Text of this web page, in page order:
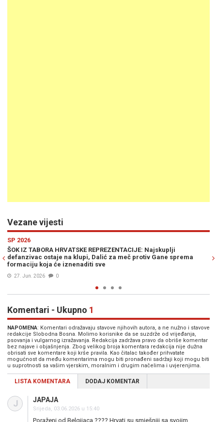
Vezane vijesti
sprema
ŠIROM BiH SPREMAJU SE NAVIJAČKE ZONE: "Vatreni"
otvaraju Svjetsko prvenstvo, Bosna i Hercegovina
podršku
17. Jun. 2026
Komentari - Ukupno 1
NAPOMENA: Komentari odražavaju stavove njihovih autora, a ne nužno i stavove
redakcije Slobodna Bosna. Molimo korisnike da se suzdrže od vrijeđanja,
psovanja i vulgarnog izražavanja. Redakcija zadržava pravo da obriše komentar
bez najave i objašnjenja. Zbog velikog broja komentara redakcija nije dužna
obrisati sve komentare koji krše pravila. Kao čitalac također prihvatate
mogućnost da među komentarima mogu biti pronađeni sadržaji koji mogu biti
u suprotnosti sa vašim vjerskim, moralnim i drugim načelima i uvjerenjima.
LISTA KOMENTARA DODAJ KOMENTAR
J JAPAJA
Srijeda, 03.06.2026 u 15:40
Poraženi od Belgijaca ???? Hrvati su smješniji sa svojim